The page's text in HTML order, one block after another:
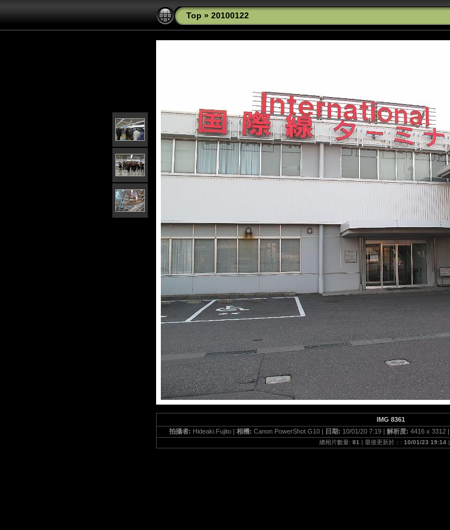
Top » 20100122
IMG 8361
拍攝者: Hideaki.Fujito | 相機: Canon PowerShot G10 | 日期: 10/01/20 7:19 | 解析度: 4416 x 3312 |
總相片數量: 81 | 最後更新於：: 10/01/23 19:14 |